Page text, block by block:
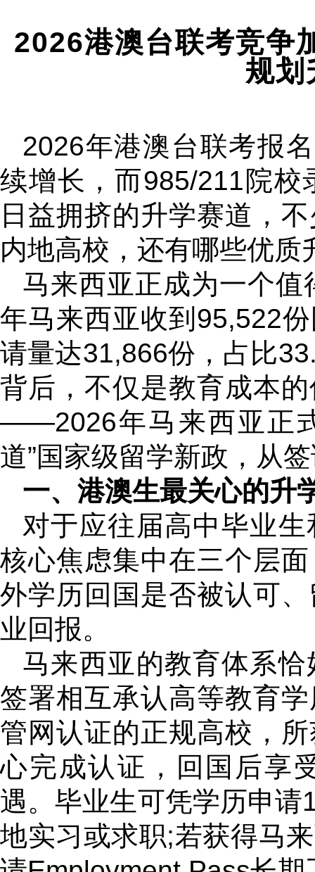
2026港澳台联考竞争
规划
2026年港澳台联考报
续增长，而985/211院
日益拥挤的升学赛道，
内地高校，还有哪些优质
马来西亚正成为一个
年马来西亚收到95,522
请量达31,866份，占比
背后，不仅是教育成本
——2026年马来西亚正
道”国家级留学新政，从
一、港澳生最关心的升
对于应往届高中毕业
核心焦虑集中在三个层
外学历回国是否被认可
业回报。
马来西亚的教育体系
签署相互承认高等教育
管网认证的正规高校，
心完成认证，回国后享
遇。毕业生可凭学历申
地实习或求职;若获得马